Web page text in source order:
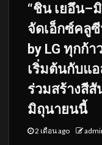
“ชิน เยอึน–
จัดเอ็กซ์คลูซี
by LG ทุกก้
เริ่มต้นกับแ
ร่วมสร้างสี
มิถุนายนนี้
2 เดือน ago